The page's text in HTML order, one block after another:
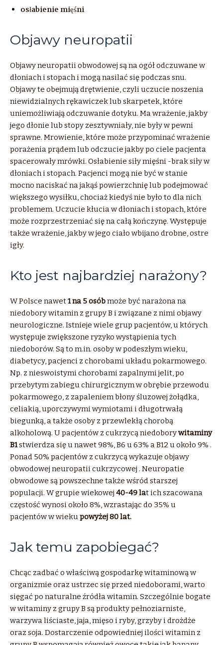
osłabienie mięśni
Objawy neuropatii
Objawy neuropatii obwodowej są na ogół odczuwane w
dłoniach i stopach i mogą nasilać się podczas snu.
Objawy te obejmujądrętwienie, czyliuczucie noszenia
niewidzialnych rękawiczeklub skarpetek, które
uniemożliwiają odczuwanie dotyku. Ma wrażenie, jakby
jego dłonie lub stopy zesztywniały, nie były w pewni
sprawne. Mrowienie, które może przypominać wrażenie
porażenia prądemlub odczucie jakby po ciele pacjenta
spacerowały mrówki. Osłabienie siły mięśni -brak siły w
dłoniach i stopach. Pacjenci mogą nie być w stanie
mocno naciskać na jakąś powierzchnięlub podejmować
większego wysiłku, chociaż kiedyś nie było to dla nich
problemem. Uczucie kłucia w dłoniach i stopach, które
może rozprzestrzeniać się na całą kończynę. Występuje
także wrażenie, jakby w jego ciało wbijano drobne, ostre
igły.
Kto jest najbardziej narażony?
W Polsce nawet1 na 5 osóbmoże być narażona na
niedoborywitamin z grupyB i związane z nimi objawy
neurologiczne. Istnieje wiele grup pacjentów, u których
występuje zwiększone ryzyko wystąpienia tych
niedoborów. Są to m.in. osoby w podeszłym wieku,
diabetycy, pacjenci z chorobami układu pokarmowego.
Np. z nieswoistymi chorobami zapalnymi jelit, po
przebytym zabiegu chirurgicznym w obrębie przewodu
pokarmowego, z zapaleniembłony śluzowej żołądka,
celiakią, uporczywymi wymiotami i długotrwałą
biegunką, a także osoby z przewlekłą chorobą
alkoholową. U pacjentów z cukrzycą niedoborywitaminy
B1stwierdza się u nawet 98%, B6 u 63% a B12 u około 9% .
Ponad 50% pacjentów z cukrzycą wykazuje objawy
obwodowej neuropatii cukrzycowej . Neuropatie
obwodowe są powszechne także wśród starszej
populacji. W grupie wiekowej 40-49 lat ich szacowana
częstość wynosi około 8%, wzrastając do 35% u
pacjentów w wiekupowyżej 80 lat.
Jak temu zapobiegać?
Chcąc zadbać o właściwą gospodarkę witaminową w
organizmie oraz ustrzec się przed niedoborami, warto
sięgać po naturalne źródławitamin. Szczególnie bogate
w witaminy z grupyB są produkty pełnoziarniste,
warzywa liściaste, jaja, mięso i ryby, grzyby i drożdże
oraz soja. Dostarczenie odpowiedniej ilościwitamin z